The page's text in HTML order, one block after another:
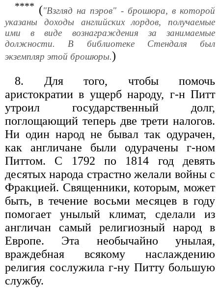
**** ("Взгляд на пэров" - брошюра, в которой
указаны доходы английских лордов, получаемые
ими в виде вознаграждения за занимаемые
должности. В библиотеке Стендаля был
экземпляр этой брошюры.)
8. Для того, чтобы помочь
аристократии в ущерб народу, г-н Питт
утроил государственный долг,
поглощающий теперь две трети налогов.
Ни один народ не бывал так одурачен,
как англичане были одурачены г-ном
Питтом. С 1792 по 1814 год девять
десятых народа страстно желали войны с
Фракцией. Священники, которым, может
быть, в течение восьми месяцев в году
помогает унылый климат, сделали из
англичан самый религиозный народ в
Европе. Эта необычайно унылая,
враждебная всякому наслаждению
религия сослужила г-ну Питту большую
службу.